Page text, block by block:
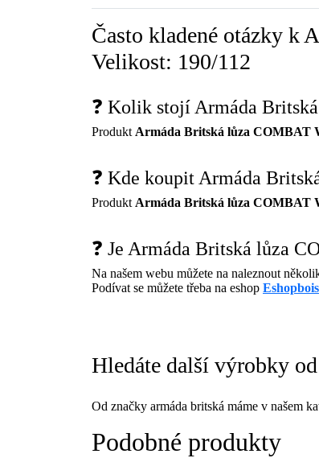
Často kladené otázky k
Velikost: 190/112
❓ Kolik stojí Armáda
Produkt Armáda Britská lůza COMBAT
❓ Kde koupit Armáda
Produkt Armáda Britská lůza COMBAT
❓ Je Armáda Britská lůza
Na našem webu můžete na naleznout
Podívat se můžete třeba na eshop Eshopbois
Hledáte další výrobky
Od značky armáda britská máme v našem
Podobné produkty